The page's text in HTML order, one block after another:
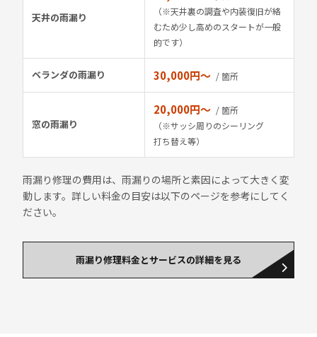
天井の雨漏り
（※天井裏の調査や内装復旧が絡
むため少し高めのスタートが一般
的です）
ベランダの雨漏り 30,000円〜 / 箇所
窓の雨漏り
20,000円〜 / 箇所
（※サッシ周りのシーリング
打ち替え等）
雨漏り修理の費用は、雨漏りの場所と素因によって大きく変
動します。詳しい料金の目安は以下のページを参考にしてく
ださい。
雨漏り修理料金とサービスの詳細を見る